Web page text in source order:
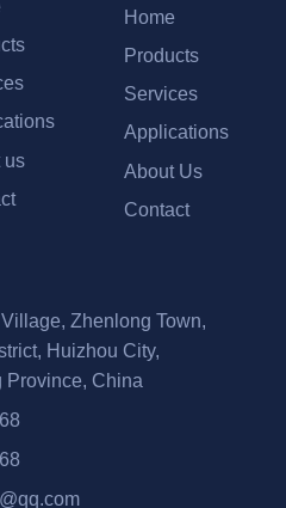
us
Home
Products
Services
Applications
About Us
Contact
Zhenlong Town,
Huizhou City,
Province, China